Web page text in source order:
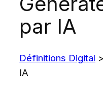
par IA
Définitions Digital >
IA